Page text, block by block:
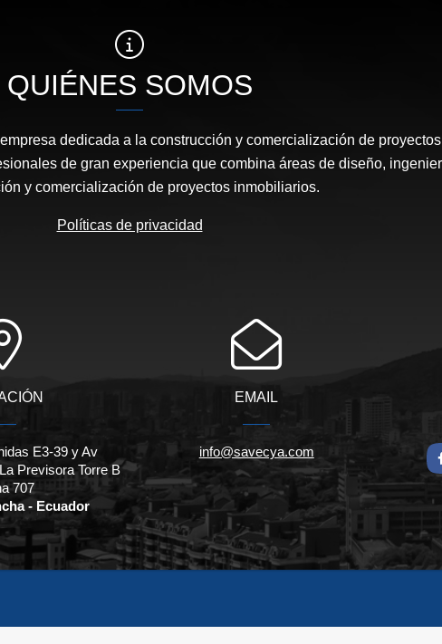
QUIÉNES SOMOS
dedicada a la construcción y comercialización de proyectos
de gran experiencia que combina áreas de diseño,
y comercialización de proyectos inmobiliarios.
Políticas de privacidad
E3-39 y Av
Previsora Torre B
707
- Ecuador
EMAIL
info@savecya.com